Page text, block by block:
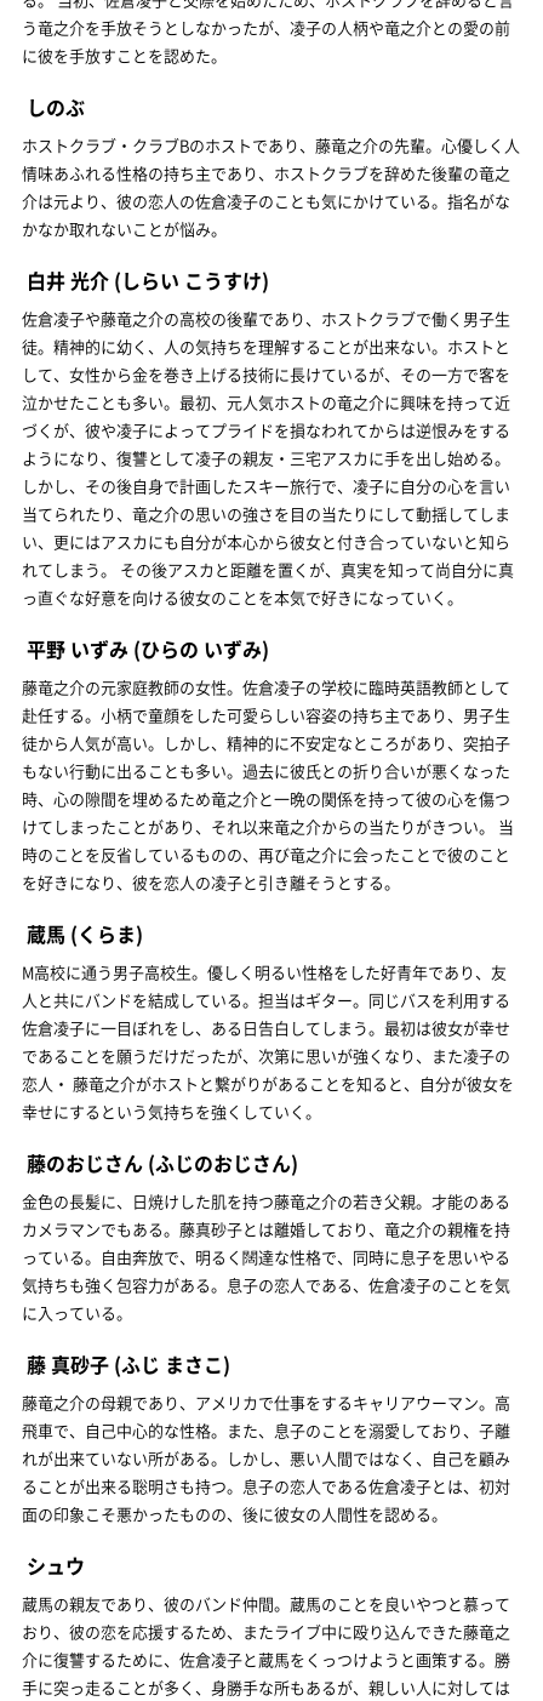
う竜之介を手放そうとしなかったが、凌子の人柄や竜之介との愛の前
に彼を手放すことを認めた。
しのぶ
ホストクラブ・クラブBのホストであり、藤竜之介の先輩。心優しく人
情味あふれる性格の持ち主であり、ホストクラブを辞めた後輩の竜之
介は元より、彼の恋人の佐倉凌子のことも気にかけている。指名がな
かなか取れないことが悩み。
白井 光介 (しらい こうすけ)
佐倉凌子や藤竜之介の高校の後輩であり、ホストクラブで働く男子生
徒。精神的に幼く、人の気持ちを理解することが出来ない。ホストと
して、女性から金を巻き上げる技術に長けているが、その一方で客を
泣かせたことも多い。最初、元人気ホストの竜之介に興味を持って近
づくが、彼や凌子によってプライドを損なわれてからは逆恨みをする
ようになり、復讐として凌子の親友・三宅アスカに手を出し始める。
しかし、その後自身で計画したスキー旅行で、凌子に自分の心を言い
当てられたり、竜之介の思いの強さを目の当たりにして動揺してしま
い、更にはアスカにも自分が本心から彼女と付き合っていないと知ら
れてしまう。 その後アスカと距離を置くが、真実を知って尚自分に真
っ直ぐな好意を向ける彼女のことを本気で好きになっていく。
平野 いずみ (ひらの いずみ)
藤竜之介の元家庭教師の女性。佐倉凌子の学校に臨時英語教師として
赴任する。小柄で童顔をした可愛らしい容姿の持ち主であり、男子生
徒から人気が高い。しかし、精神的に不安定なところがあり、突拍子
もない行動に出ることも多い。過去に彼氏との折り合いが悪くなった
時、心の隙間を埋めるため竜之介と一晩の関係を持って彼の心を傷つ
けてしまったことがあり、それ以来竜之介からの当たりがきつい。 当
時のことを反省しているものの、再び竜之介に会ったことで彼のこと
を好きになり、彼を恋人の凌子と引き離そうとする。
蔵馬 (くらま)
M高校に通う男子高校生。優しく明るい性格をした好青年であり、友
人と共にバンドを結成している。担当はギター。同じバスを利用する
佐倉凌子に一目ぼれをし、ある日告白してしまう。最初は彼女が幸せ
であることを願うだけだったが、次第に思いが強くなり、また凌子の
恋人・ 藤竜之介がホストと繋がりがあることを知ると、自分が彼女を
幸せにするという気持ちを強くしていく。
藤のおじさん (ふじのおじさん)
金色の長髪に、日焼けした肌を持つ藤竜之介の若き父親。才能のある
カメラマンでもある。藤真砂子とは離婚しており、竜之介の親権を持
っている。自由奔放で、明るく闊達な性格で、同時に息子を思いやる
気持ちも強く包容力がある。息子の恋人である、佐倉凌子のことを気
に入っている。
藤 真砂子 (ふじ まさこ)
藤竜之介の母親であり、アメリカで仕事をするキャリアウーマン。高
飛車で、自己中心的な性格。また、息子のことを溺愛しており、子離
れが出来ていない所がある。しかし、悪い人間ではなく、自己を顧み
ることが出来る聡明さも持つ。息子の恋人である佐倉凌子とは、初対
面の印象こそ悪かったものの、後に彼女の人間性を認める。
シュウ
蔵馬の親友であり、彼のバンド仲間。蔵馬のことを良いやつと慕って
おり、彼の恋を応援するため、またライブ中に殴り込んできた藤竜之
介に復讐するために、佐倉凌子と蔵馬をくっつけようと画策する。勝
手に突っ走ることが多く、身勝手な所もあるが、親しい人に対しては